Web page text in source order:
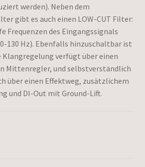
werden). Neben dem
gibt es auch einen LOW-CUT Filter:
Frequenzen des Eingangssignals
130 Hz). Ebenfalls hinzuschaltbar ist
Klangregelung verfügt über einen
Mittenregler, und selbstverständlich
über einen Effektweg, zusätzlichem
und DI-Out mit Ground-Lift.